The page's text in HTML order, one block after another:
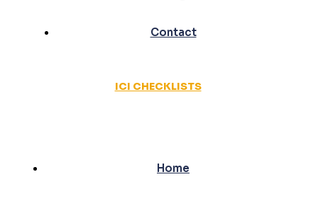
Contact
ICI CHECKLISTS
Home